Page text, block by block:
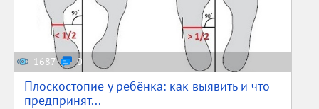
1687 0
Плоскостопие у ребёнка: как выявить и что
предпринят...